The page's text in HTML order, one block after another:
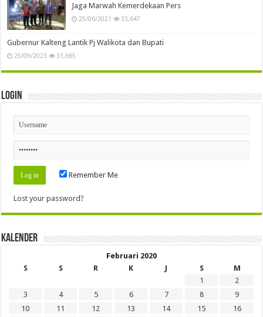
Jaga Marwah Kemerdekaan Pers
25/06/2021 33,647
Gubernur Kalteng Lantik Pj Walikota dan Bupati
25/09/2023 31,665
Login
Remember Me
Lost your password?
Kalender
Februari 2020
S
S R K J S
M
1
2
3
4 5 6 7 8
9
10
11 12 13 14 15
16